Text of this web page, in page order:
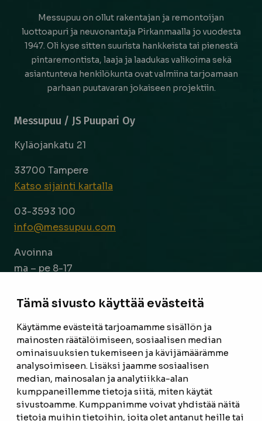
Tämä sivusto käyttää evästeitä
Käytämme evästeitä tarjoamamme sisällön ja
mainosten räätälöimiseen, sosiaalisen median
ominaisuuksien tukemiseen ja kävijämäärämme
analysoimiseen. Lisäksi jaamme sosiaalisen
median, mainosalan ja analytiikka-alan
kumppaneillemme tietoja siitä, miten käytät
sivustoamme. Kumppanimme voivat yhdistää näitä
tietoja muihin tietoihin, joita olet antanut heille tai
Messupuu on ollut rakentajan ja remontoijan
luottoapuri ja neuvonantaja Pirkanmaalla jo vuodesta
1947. Oli kyse sitten suurista hankkeista tai pienestä
pintaremontista, laaja ja laadukas valikoima sekä
asiantunteva henkilökunta ovat valmiina tarjoamaan
parhaan puutavaran jokaiseen projektiin.
Messupuu / JS Puupari Oy
Kyläojankatu 21
33700 Tampere
Katso sijainti kartalla
03-3593 100
info@messupuu.com
Avoinna
ma – pe 8-17
ETUSIVU
TUOTTEET
REFERENSSIT